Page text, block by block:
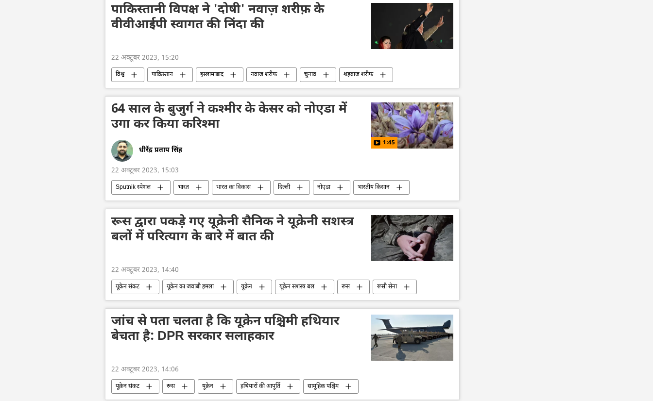
संयुक्त राष्ट्र
पाकिस्तानी विपक्ष ने 'दोषी' नवाज़ शरीफ़ के
वीवीआईपी स्वागत की निंदा की
22 अक्टूबर 2023, 15:20
विश्व पाकिस्तान इस्लामाबाद नवाज शरीफ चुनाव
शहबाज शरीफ
पाकिस्तान तहरीक-ए-इंसाफ (पीटीआई)
विवाद दक्षिण एशिया
64 साल के बुजुर्ग ने कश्मीर के केसर को नोएडा में
उगा कर किया करिश्मा
1:45
धीरेंद्र प्रताप सिंह
22 अक्टूबर 2023, 15:03
Sputnik स्पेशल भारत भारत का विकास दिल्ली नोएडा
भारतीय किसान
कश्मीर
जम्मू और कश्मीर जलवायु परिवर्तन दक्षिण कोरिया कृषि केसर
रूस द्वारा पकड़े गए यूक्रेनी सैनिक ने यूक्रेनी सशस्त्र
बलों में परित्याग के बारे में बात की
22 अक्टूबर 2023, 14:40
यूक्रेन संकट यूक्रेन का जवाबी हमला यूक्रेन यूक्रेन सशस्त्र बल रूस
रूसी सेना
राष्ट्रीय सुरक्षा
विशेष सैन्य अभियान व्लादिमीर पुतिन
जांच से पता चलता है कि यूक्रेन पश्चिमी हथियार
बेचता है: DPR सरकार सलाहकार
22 अक्टूबर 2023, 14:06
यूक्रेन संकट रूस यूक्रेन हथियारों की आपूर्ति
सामूहिक पश्चिम